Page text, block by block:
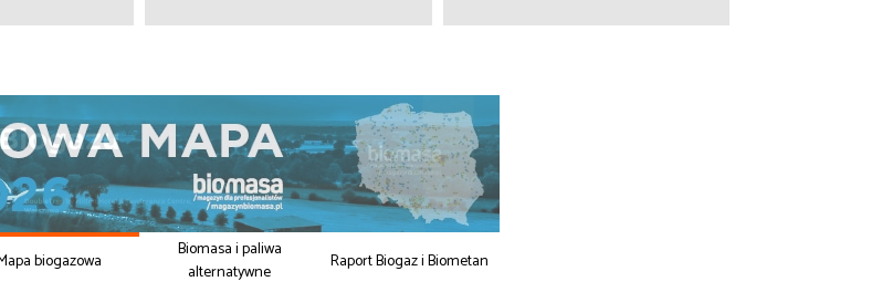
biogazowa
Biomasa i paliwa
alternatywne
Raport Biogaz i Biometan